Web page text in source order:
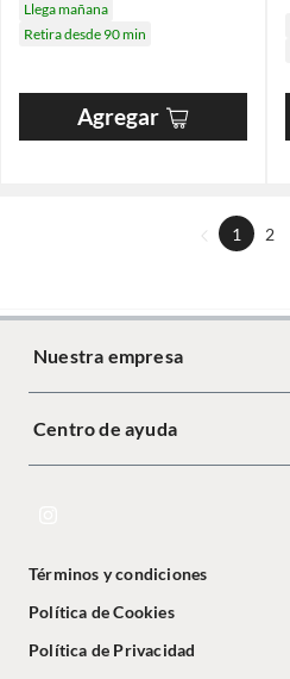
Llega mañana
Retira desde 90 min
Agregar
1 2
Nuestra empresa
Centro de ayuda
Términos y condiciones
Política de Cookies
Política de Privacidad